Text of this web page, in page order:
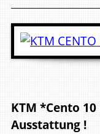
KTM *Cento
Ausstattung !